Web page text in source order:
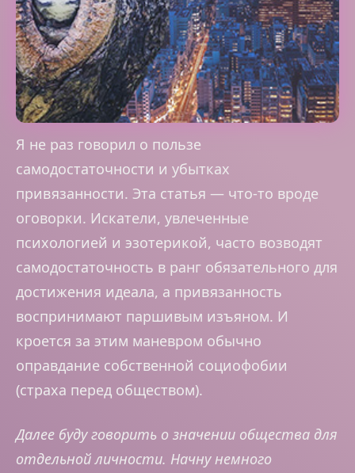
Я не раз говорил о пользе
самодостаточности и убытках
привязанности. Эта статья — что-то вроде
оговорки. Искатели, увлеченные
психологией и эзотерикой, часто возводят
самодостаточность в ранг обязательного для
достижения идеала, а привязанность
воспринимают паршивым изъяном. И
кроется за этим маневром обычно
оправдание собственной социофобии
(страха перед обществом).
Далее буду говорить о значении общества для
отдельной личности. Начну немного